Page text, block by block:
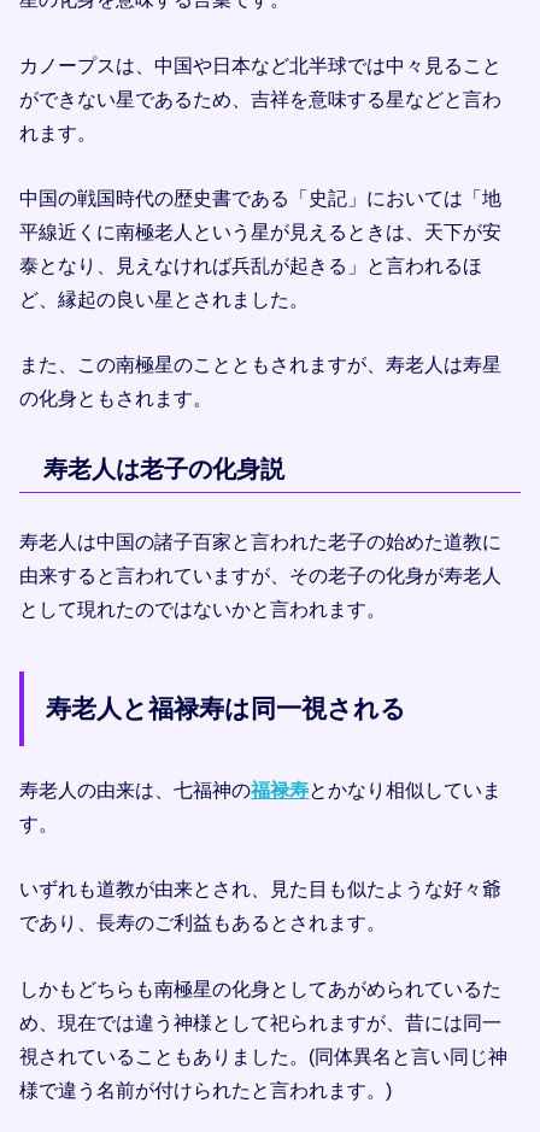
カノープスは、中国や日本など北半球では中々見ること
ができない星であるため、吉祥を意味する星などと言わ
れます。
中国の戦国時代の歴史書である「史記」においては「地
平線近くに南極老人という星が見えるときは、天下が安
泰となり、見えなければ兵乱が起きる」と言われるほ
ど、縁起の良い星とされました。
また、この南極星のことともされますが、寿老人は寿星
の化身ともされます。
寿老人は老子の化身説
寿老人は中国の諸子百家と言われた老子の始めた道教に
由来すると言われていますが、その老子の化身が寿老人
として現れたのではないかと言われます。
寿老人と福禄寿は同一視される
寿老人の由来は、七福神の福禄寿とかなり相似していま
す。
いずれも道教が由来とされ、見た目も似たような好々爺
であり、長寿のご利益もあるとされます。
しかもどちらも南極星の化身としてあがめられているた
め、現在では違う神様として祀られますが、昔には同一
視されていることもありました。(同体異名と言い同じ神
様で違う名前が付けられたと言われます。)